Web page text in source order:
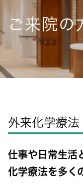
ご来院の
外来化学療法
仕事や日常生活
化学療法を多く